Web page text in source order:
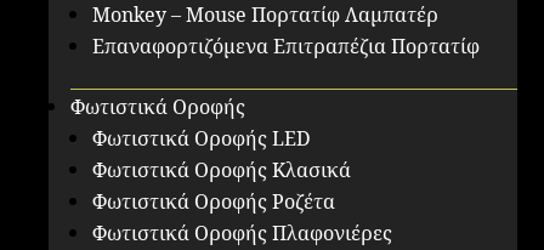
Monkey – Mouse Πορτατίφ Λαμπατέρ
Επαναφορτιζόμενα Επιτραπέζια Πορτατίφ
Φωτιστικά Οροφής
Φωτιστικά Οροφής LED
Φωτιστικά Οροφής Κλασικά
Φωτιστικά Οροφής Ροζέτα
Φωτιστικά Οροφής Πλαφονιέρες